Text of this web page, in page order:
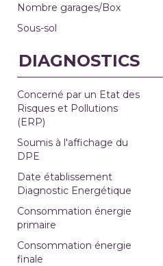
Nombre garages/Box
Sous-sol
DIAGNOSTICS
Concerné par un Etat des
Risques et Pollutions
(ERP)
Soumis à l'affichage du
DPE
Date établissement
Diagnostic Energétique
Consommation énergie
primaire
Consommation énergie
finale